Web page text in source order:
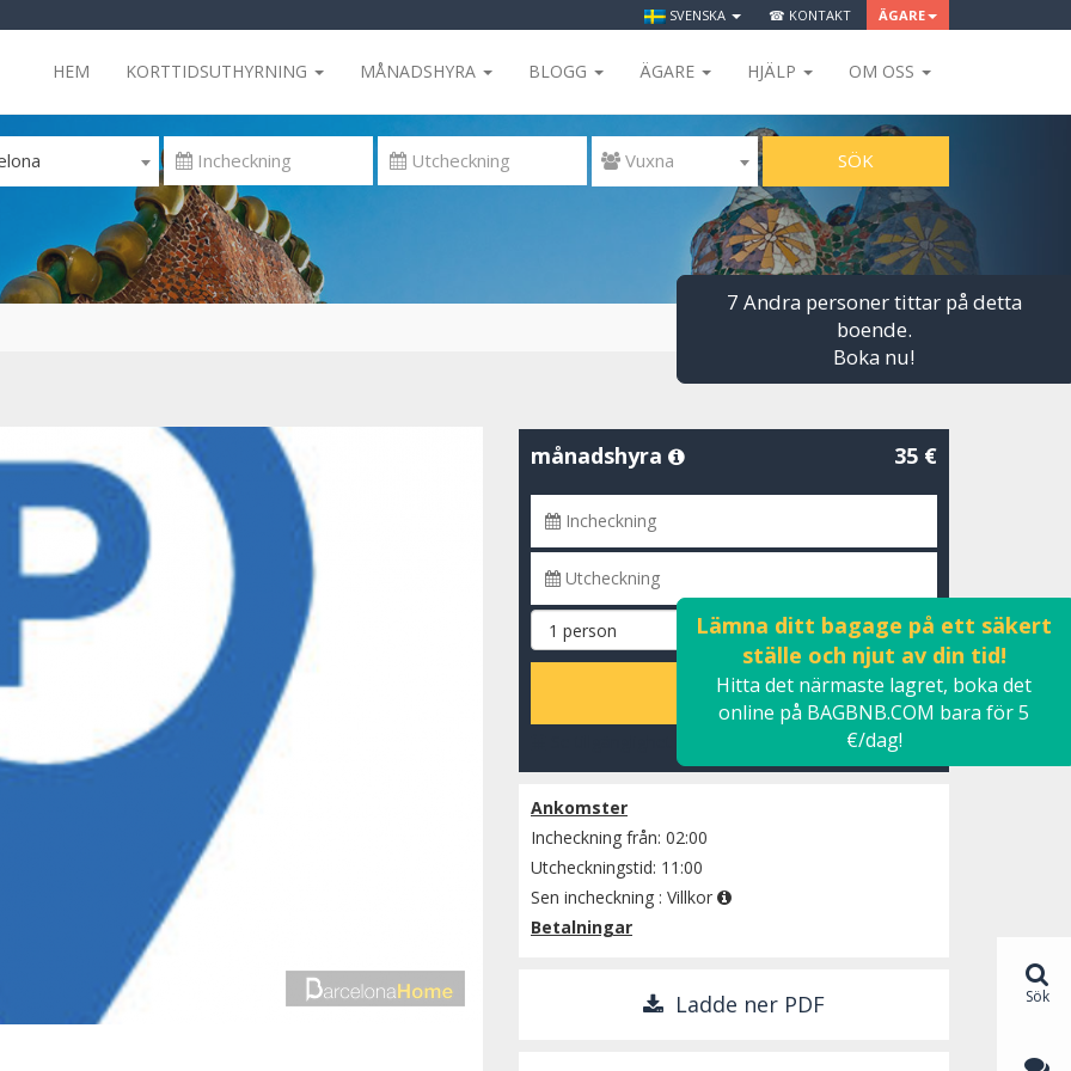
SVENSKA ☎ KONTAKT ÄGARE
HEM KORTTIDSUTHYRNING MÅNADSHYRA BLOGG ÄGARE HJÄLP OM OSS
 Vuxna SÖK
månadshyra 35 €
BERÄKNA
Ankomster
Incheckning från: 02:00
Utcheckningstid: 11:00
Sen incheckning : Villkor
Betalningar
Ladde ner PDF
7 Andra personer tittar på detta
boende.
Boka nu!
Lämna ditt bagage på ett säkert
ställe och njut av din tid!
Hitta det närmaste lagret, boka det
online på BAGBNB.COM bara för 5
€/dag!
Sök